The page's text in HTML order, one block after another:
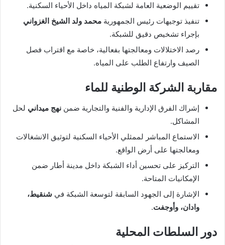
تقييم الوضعية العامة لشبكة المياه داخل الأحياء السكنية.
تنفيذ توجيهات رئيس الجمهورية محمد ولد الشيخ الغزواني
بإجراء تشخيص دقيق للشبكة.
رصد الاختلالات ومعالجتها بفعالية، خاصة مع اقتراب فصل
الصيف وارتفاع الطلب على المياه.
مقاربة الشركة الوطنية للماء
إشراك الفرق الإدارية والفنية والتجارية ضمن نهج ميداني لحل
المشاكل.
الاستماع المباشر لممثلي الأحياء السكنية لتوثيق الانشغالات
ومعالجتها على أرض الواقع.
التركيز على تحسين أداء الشبكة داخل مدينة أطار ضمن
الإمكانيات المتاحة.
الإشارة إلى الجهود السابقة لتوسعة الشبكة في شنقيط،
وادان، وأوجفت.
دور السلطات المحلية